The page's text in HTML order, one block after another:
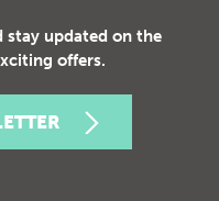
stay updated on the
offers.